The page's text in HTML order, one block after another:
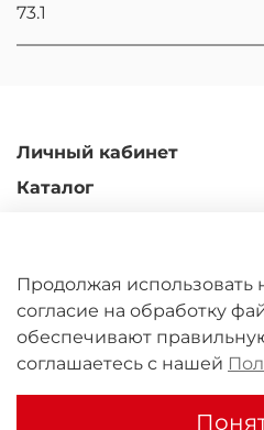
73.1
Личный кабинет
Каталог
Обмен и возврат
Контакты
ООО "Юрал Кастомс" 2011-
Продолжая использовать
согласие на обработку
обеспечивают
соглашаетесь с нашей